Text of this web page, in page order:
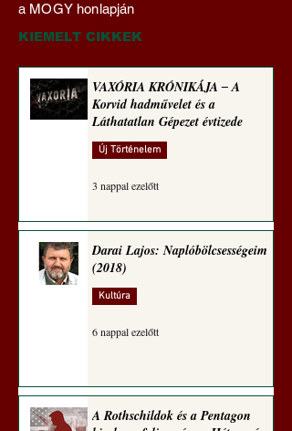
vonása
a MOGY honlapján
KIEMELT CIKKEK
VAXÓRIA KRÓNIKÁJA ‒ A
Korvid hadművelet és a
Láthatatlan Gépezet évtizede
Új Történelem
3 nappal ezelőtt
Darai Lajos: Naplóbölcsességeim
(2018)
Kultúra
6 nappal ezelőtt
A Rothschildok és a Pentagon